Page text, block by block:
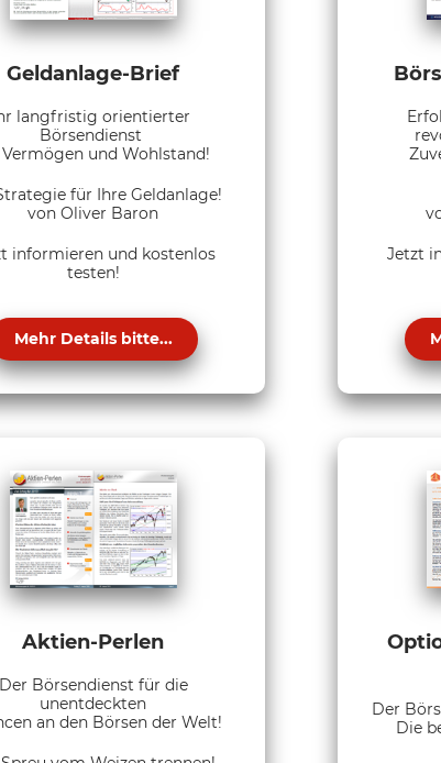
Geldanlage-Brief
langfristig orientierter
Börsendienst
und Wohlstand!
für Ihre Geldanlage!
von Oliver Baron
informieren und kostenlos
testen!
Mehr Details bitte...
Jetzt
Aktien-Perlen
Der Börsendienst für die
unentdeckten
an den Börsen der Welt!
Der
Die